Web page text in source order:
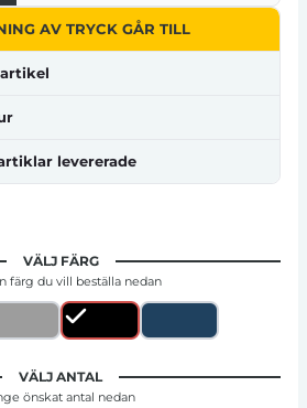
AV TRYCK GÅR TILL
levererade
VÄLJ FÄRG
färg du vill beställa nedan
VÄLJ ANTAL
önskat antal nedan